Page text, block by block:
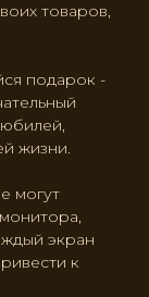
товаров,
подарок -
жизни.
могут
экран
к